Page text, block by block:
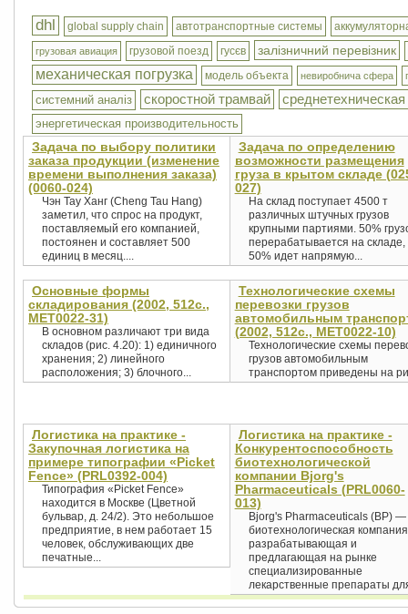
dhl global supply chain автотранспортные системы
грузовая авиация грузовой поезд гусєв залізничний перевізник
механическая погрузка модель объекта невиробнича сфера
системний аналіз скоростной трамвай
энергетическая производительность
Задача по выбору политики
заказа продукции (изменение
времени выполнения заказа)
(0060-024)
Чэн Тау Ханг (Cheng Tau Hang)
заметил, что спрос на продукт,
поставляемый его компанией,
постоянен и составляет 500
единиц в месяц....
Задача по определению
возможности размещения
груза в крытом складе
027)
На склад поступает 4500 т
различных штучных грузов
крупными партиями. 50%
перерабатывается на складе,
50% идет напрямую...
Основные формы
складирования (2002, 512с.,
MET0022-31)
В основном различают три вида
складов (рис. 4.20): 1) единичного
хранения; 2) линейного
расположения; 3) блочного...
Технологические схемы
перевозки грузов
автомобильным
(2002, 512с., MET0022-10)
Технологические схемы
грузов автомобильным
транспортом приведены на
Логистика на практике -
Закупочная логистика на
примере типографии «Picket
Fence» (PRL0392-004)
Типография «Picket Fence»
находится в Москве (Цветной
бульвар, д. 24/2). Это небольшое
предприятие, в нем работает 15
человек, обслуживающих две
печатные...
Логистика на практике -
Конкурентоспособность
биотехнологической
компании Bjorg's
Pharmaceuticals (PRL0060-
013)
Bjorg's Pharmaceuticals (BP) —
биотехнологическая
разрабатывающая и
предлагающая на рынке
специализированные
лекарственные препараты